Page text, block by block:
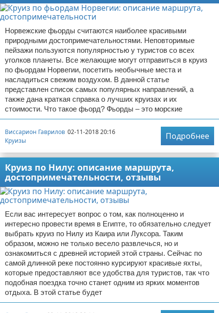
Норвежские фьорды считаются наиболее красивыми
природными достопримечательностями. Неповторимые
пейзажи пользуются популярностью у туристов со всех
уголков планеты. Все желающие могут отправиться в круиз
по фьордам Норвегии, посетить необычные места и
насладиться свежим воздухом. В данной статье
представлен список самых популярных направлений, а
также дана краткая справка о лучших круизах и их
стоимости. Что такое фьорд? Фьорды – это морские
Виссарион Гаврилов 02-11-2018 20:16
Круизы
Подробнее
Круиз по Нилу: описание маршрута,
достопримечательности, отзывы
Если вас интересует вопрос о том, как полноценно и
интересно провести время в Египте, то обязательно следует
выбрать круиз по Нилу из Каира или Луксора. Таким
образом, можно не только весело развлечься, но и
ознакомиться с древней историей этой страны. Сейчас по
самой длинной реке постоянно курсируют красивые яхты,
которые предоставляют все удобства для туристов, так что
подобная поездка точно станет одним из ярких моментов
отдыха. В этой статье будет